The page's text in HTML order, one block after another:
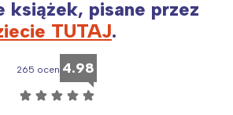
książek, pisane przez
TUTAJ.
265 ocen 4.98
☆ ☆ ☆ ☆ ☆
Śląsk
Kraków
Południe
Północ